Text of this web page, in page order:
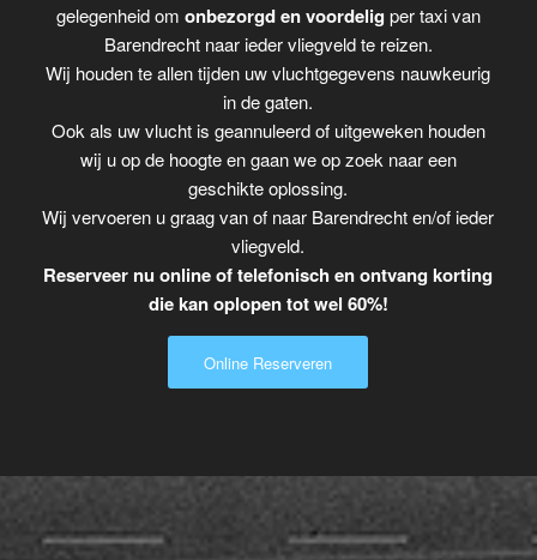
gelegenheid om onbezorgd en voordelig per taxi van
Barendrecht naar ieder vliegveld te reizen.
Wij houden te allen tijden uw vluchtgegevens nauwkeurig
in de gaten.
Ook als uw vlucht is geannuleerd of uitgeweken houden
wij u op de hoogte en gaan we op zoek naar een
geschikte oplossing.
Wij vervoeren u graag van of naar Barendrecht en/of ieder
vliegveld.
Reserveer nu online of telefonisch en ontvang korting
die kan oplopen tot wel 60%!
Online Reserveren